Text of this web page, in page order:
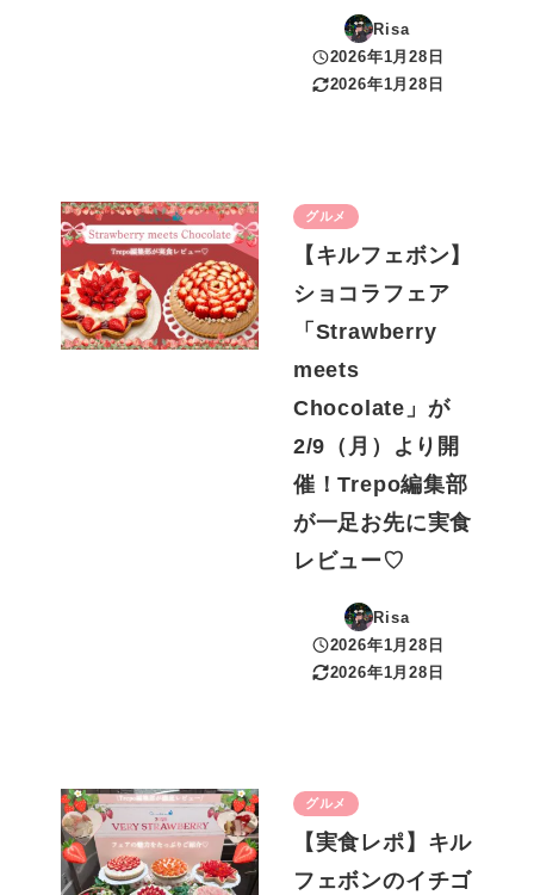
Risa
投稿日
2026年1月28日
更新日
2026年1月28日
グルメ
【キルフェボン】
ショコラフェア
「Strawberry
meets
Chocolate」が
2/9（月）より開
催！Trepo編集部
が一足お先に実食
レビュー♡
Risa
投稿日
2026年1月28日
更新日
2026年1月28日
グルメ
【実食レポ】キル
フェボンのイチゴ